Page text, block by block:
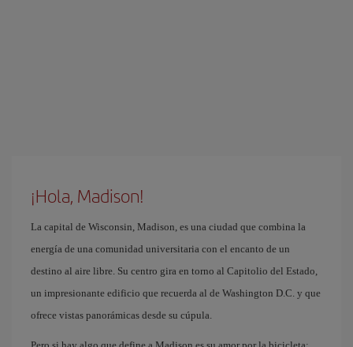
¡Hola, Madison!
La capital de Wisconsin, Madison, es una ciudad que combina la
energía de una comunidad universitaria con el encanto de un
destino al aire libre. Su centro gira en torno al Capitolio del Estado,
un impresionante edificio que recuerda al de Washington D.C. y que
ofrece vistas panorámicas desde su cúpula.